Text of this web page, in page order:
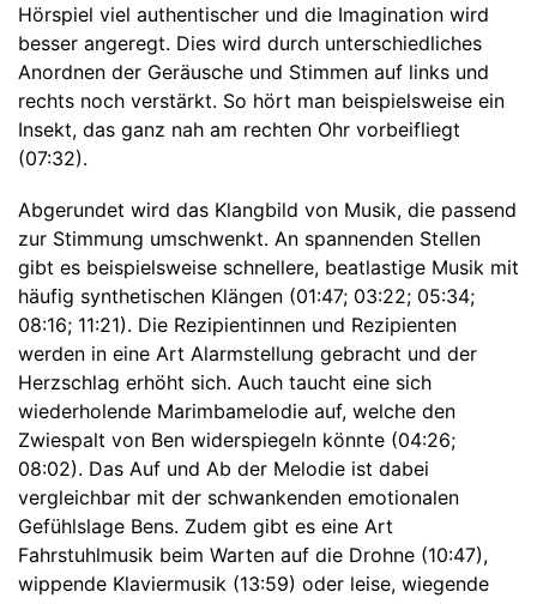
Hörspiel viel authentischer und die Imagination wird
besser angeregt. Dies wird durch unterschiedliches
Anordnen der Geräusche und Stimmen auf links und
rechts noch verstärkt. So hört man beispielsweise ein
Insekt, das ganz nah am rechten Ohr vorbeifliegt
(07:32).
Abgerundet wird das Klangbild von Musik, die passend
zur Stimmung umschwenkt. An spannenden Stellen
gibt es beispielsweise schnellere, beatlastige Musik mit
häufig synthetischen Klängen (01:47; 03:22; 05:34;
08:16; 11:21). Die Rezipientinnen und Rezipienten
werden in eine Art Alarmstellung gebracht und der
Herzschlag erhöht sich. Auch taucht eine sich
wiederholende Marimbamelodie auf, welche den
Zwiespalt von Ben widerspiegeln könnte (04:26;
08:02). Das Auf und Ab der Melodie ist dabei
vergleichbar mit der schwankenden emotionalen
Gefühlslage Bens. Zudem gibt es eine Art
Fahrstuhlmusik beim Warten auf die Drohne (10:47),
wippende Klaviermusik (13:59) oder leise, wiegende